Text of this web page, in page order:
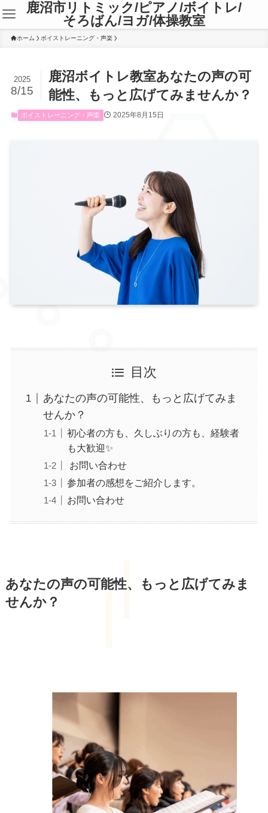
鹿沼市リトミック/ピアノ/ボイトレ/
そろばん/ヨガ/体操教室
ホーム ボイストレーニング・声楽
鹿沼ボイトレ教室あなたの声の可
能性、もっと広げてみませんか？
2025
8/15
ボイストレーニング・声楽 2025年8月15日
目次
あなたの声の可能性、もっと広げてみま
せんか？
初心者の方も、久しぶりの方も、経験者
も大歓迎✨
お問い合わせ
参加者の感想をご紹介します。
お問い合わせ
あなたの声の可能性、もっと広げてみま
せんか？